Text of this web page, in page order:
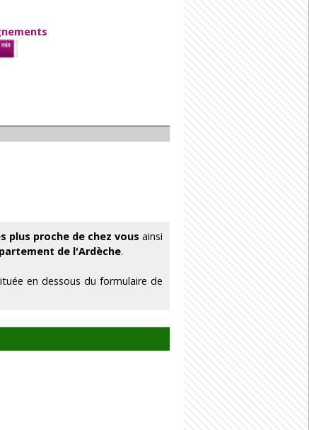
plus proche de chez vous ainsi
de l'Ardèche.
en dessous du formulaire de